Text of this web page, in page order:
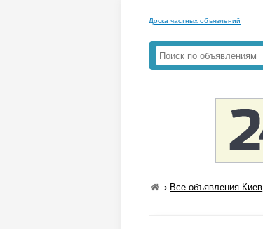
Доска частных объявлений
› Все объявления Киев